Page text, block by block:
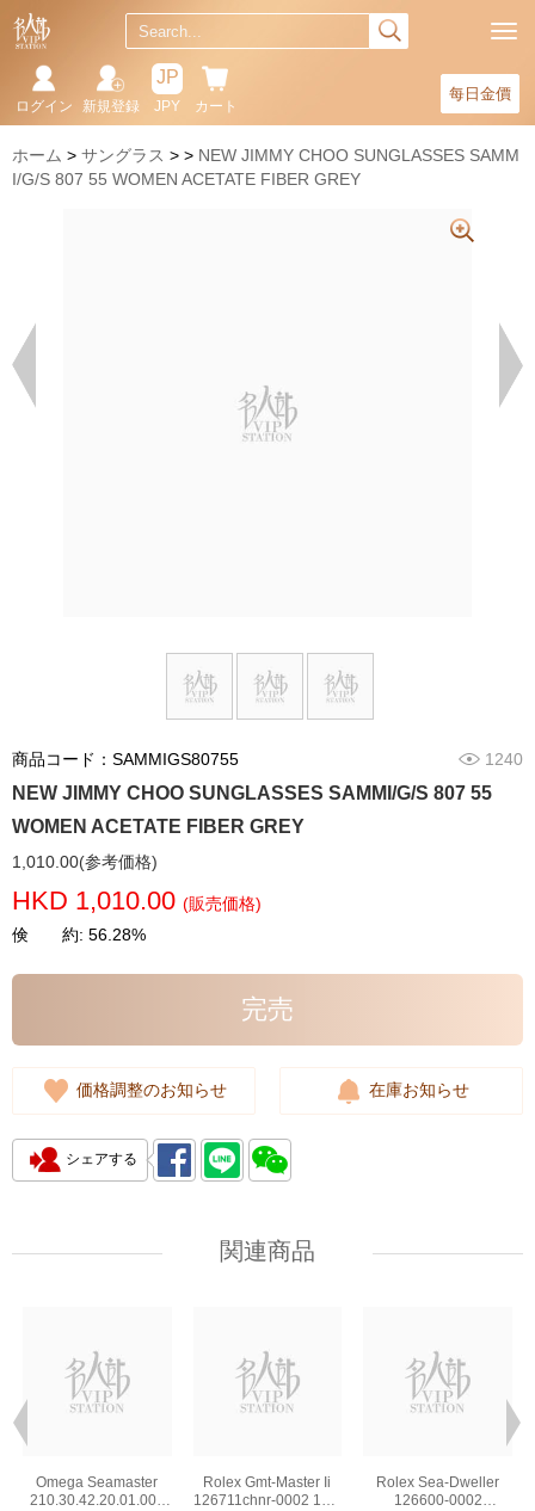
每日金價
カート
JP
JPY
新規登録
ログイン
ホーム サングラス
NEW JIMMY CHOO SUNGLASSES SAMM
I/G/S 807 55 WOMEN ACETATE FIBER GREY
商品コード：SAMMIGS80755 1240
NEW JIMMY CHOO SUNGLASSES SAMMI/G/S 807 55
WOMEN ACETATE FIBER GREY
1,010.00(参考価格)
HKD 1,010.00 (販売価格)
倹 約: 56.28%
完売
価格調整のお知らせ 在庫お知らせ
シェアする
関連商品
Omega Seamaster
210.30.42.20.01.002
Rolex Gmt-Master Ii
126711chnr-0002 18kt
Rolex Sea-Dweller
126600-0002